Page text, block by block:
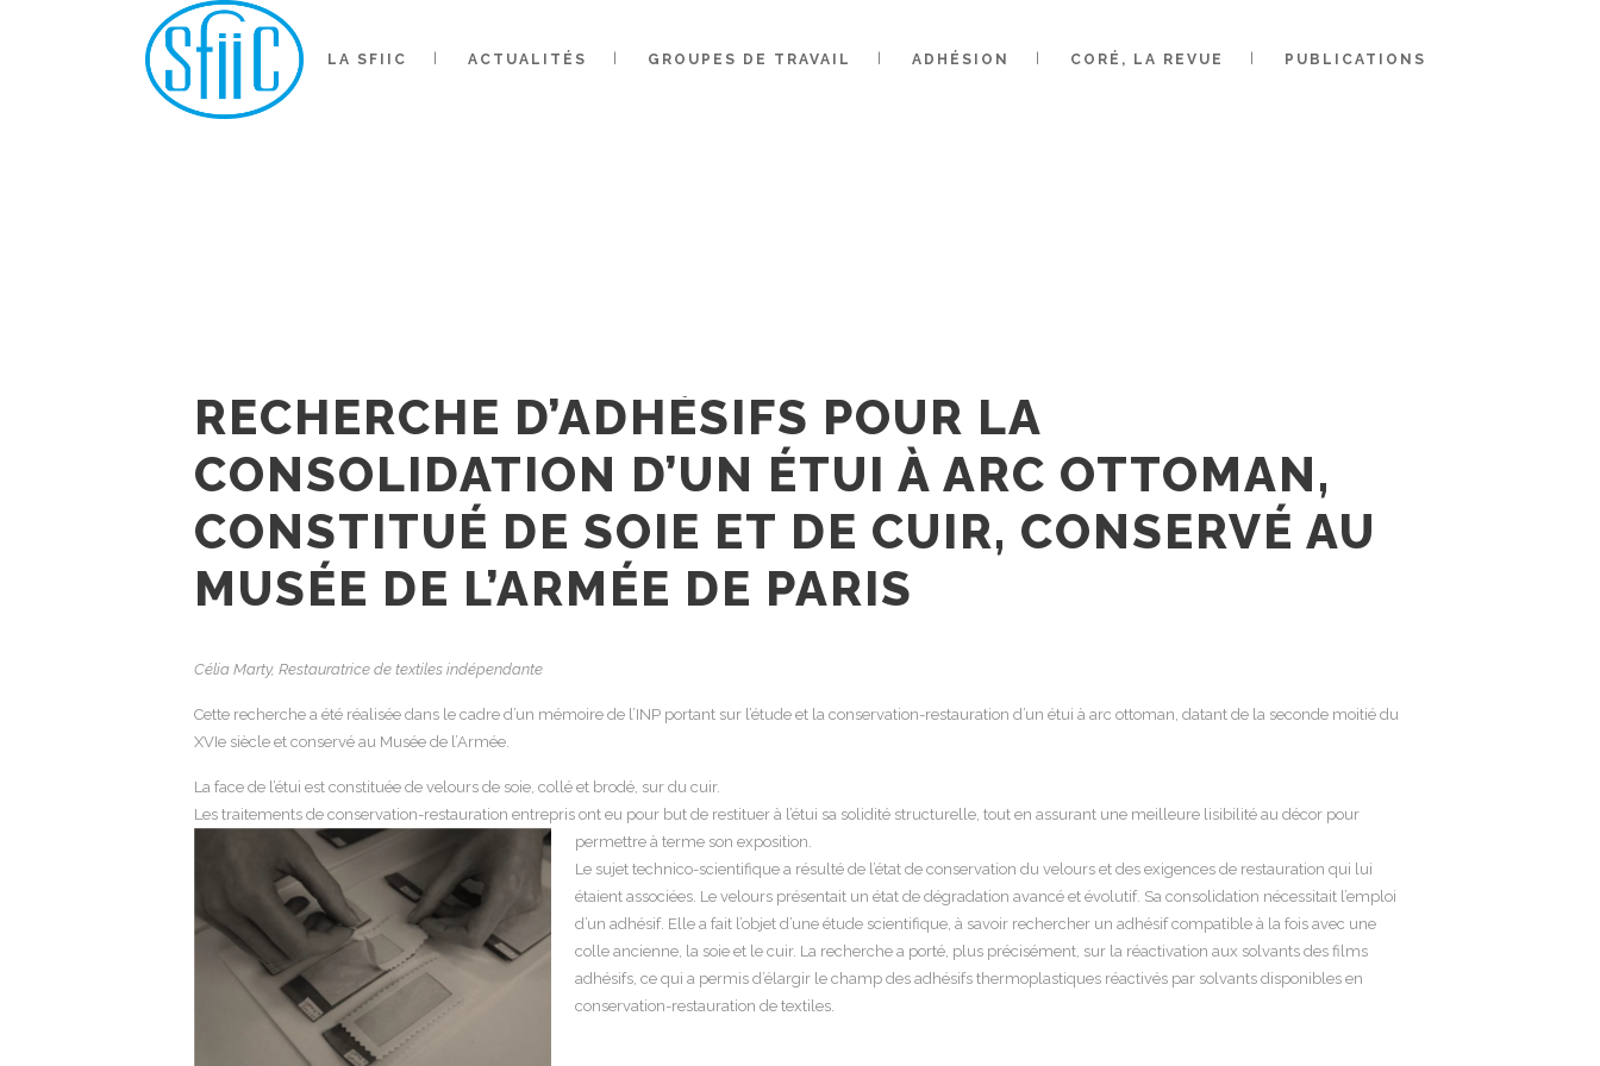
LA SFIIC ACTUALITÉS GROUPES DE TRAVAIL ADHÉSION CORÉ, LA REVUE PUBLICATIONS
LA CONSOLIDATION D’UN ÉTUI À
RECHERCHE D’ADHÉSIFS POUR LA
CONSOLIDATION D’UN ÉTUI À ARC OTTOMAN,
CONSTITUÉ DE SOIE ET DE CUIR, CONSERVÉ AU
MUSÉE DE L’ARMÉE DE PARIS
Célia Marty, Restauratrice de textiles indépendante
Cette recherche a été réalisée dans le cadre d’un mémoire de l’INP portant sur l’étude et la conservation-restauration d’un étui à arc ottoman, datant de la seconde moitié du
XVIe siècle et conservé au Musée de l’Armée.
La face de l’étui est constituée de velours de soie, collé et brodé, sur du cuir.
Les traitements de conservation-restauration entrepris ont eu pour but de restituer à l’étui sa solidité structurelle, tout en assurant une meilleure lisibilité au décor pour
permettre à terme son exposition.
Le sujet technico-scientifique a résulté de l’état de conservation du velours et des exigences de restauration qui lui
étaient associées. Le velours présentait un état de dégradation avancé et évolutif. Sa consolidation nécessitait l’emploi
d’un adhésif. Elle a fait l’objet d’une étude scientifique, à savoir rechercher un adhésif compatible à la fois avec une
colle ancienne, la soie et le cuir. La recherche a porté, plus précisément, sur la réactivation aux solvants des films
adhésifs, ce qui a permis d’élargir le champ des adhésifs thermoplastiques réactivés par solvants disponibles en
conservation-restauration de textiles.